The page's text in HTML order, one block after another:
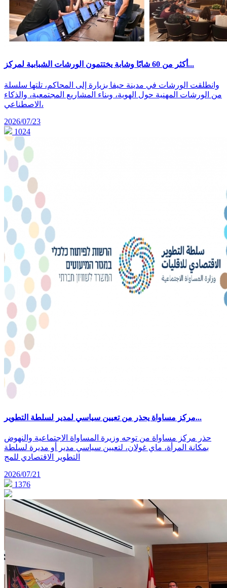
أكثر من 60 شابًا وشابة يختتمون الورشات الشبابية لمركز...
وانطلقت الورشات في مدينة حيفا بزيارة إلى المحاكم، تلتها سلسلة
من الورشات المهنية حول الهوية، وبناء المشاريع المجتمعية، والذكاء
الاصطناعي،
2026/07/23
1024
مركز مساواة يحذر من تعيين سياسي لمدير لسلطة التطوير...
حذر مركز مساواة من توجه وزيرة المساواة الاجتماعية والنهوض
بمكانة المرأة، ماي غولان، لتعيين سياسي مدير أو مديرة لسلطة
التطوير الاقتصادي للمج
2026/07/21
1376